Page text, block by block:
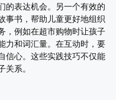
的表达机会。另一个有效的
事书，帮助儿童更好地组织
，例如在超市购物时让孩子
力和词汇量。在互动时，要
信心。这些实践技巧不仅能
关系。